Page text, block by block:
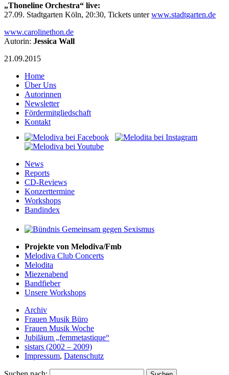
„Thoneline Orchestra“ live:
27.09. Stadtgarten Köln, 20:30, Tickets unterwww.stadtgarten.de
www.carolinethon.de
Autorin: Jessica Wall
21.09.2015
Home
Über Uns
Autorinnen
Newsletter
Fördermitgliedschaft
Kontakt
News
Reports
CD-Reviews
Konzerttermine
Workshops
Bandindex
Projekte von Melodiva/Fmb
Melodiva Club Concerts
Melodita
Miezenabend
Bandfieber
Unsere Workshops
Archiv
Frauen Musik Büro
Frauen Musik Woche
Jubiläum „femmetastique“
sistars (2002 – 2009)
Impressum, Datenschutz